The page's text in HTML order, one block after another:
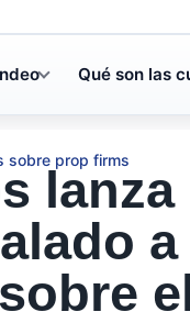
Qué son las
sobre prop firms